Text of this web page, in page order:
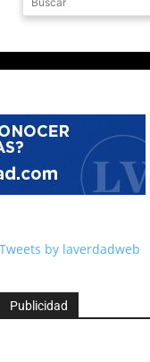
Tweets by laverdadweb
Publicidad